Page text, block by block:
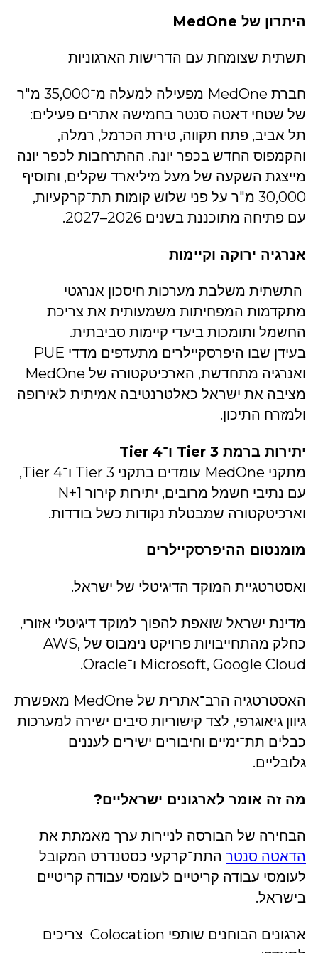
היתרון של MedOne
תשתית שצומחת עם הדרישות הארגוניות
חברת MedOne מפעילה למעלה מ־35,000 מ"ר
של שטחי דאטה סנטר בחמישה אתרים פעילים:
תל אביב, פתח תקווה, טירת הכרמל, רמלה,
והקמפוס החדש בכפר יונה. ההתרחבות לכפר יונה
מייצגת השקעה של מעל מיליארד שקלים, ותוסיף
30,000 מ"ר על פני שלוש קומות תת־קרקעיות,
עם פתיחה מתוכננת בשנים 2026–2027.
אנרגיה ירוקה וקיימות
התשתית משלבת מערכות חיסכון אנרגטי
מתקדמות המפחיתות משמעותית את צריכת
החשמל ותומכות ביעדי קיימות סביבתית.
בעידן שבו היפרסקיילרים מתעדפים מדדי PUE
ואנרגיה מתחדשת, הארכיטקטורה של MedOne
מציבה את ישראל כאלטרנטיבה אמיתית לאירופה
ולמזרח התיכון.
יתירות ברמת Tier 3 ו־Tier 4
מתקני MedOne עומדים בתקני Tier 3 ו־Tier 4,
עם נתיבי חשמל מרובים, יתירות קירור N+1
וארכיטקטורה שמבטלת נקודות כשל בודדות.
מומנטום ההיפרסקיילרים
ואסטרטגיית המוקד הדיגיטלי של ישראל.
מדינת ישראל שואפת להפוך למוקד דיגיטלי אזורי,
כחלק מהתחייבויות פרויקט נימבוס של AWS,
Microsoft, Google Cloud ו־Oracle.
האסטרטגיה הרב־אתרית של MedOne מאפשרת
גיוון גיאוגרפי, לצד קישוריות סיבים ישירה למערכות
כבלים תת־ימיים וחיבורים ישירים לעננים
גלובליים.
מה זה אומר לארגונים ישראליים?
הבחירה של הבורסה לניירות ערך מאמתת את
הדאטה סנטרהתת־קרקעי כסטנדרט המקובל
לעומסי עבודה קריטיים לעומסי עבודה קריטיים
בישראל.
ארגונים הבוחנים שותפי Colocation צריכים